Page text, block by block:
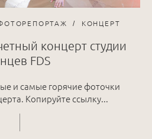
КОНЦЕРТ
концерт студии
FDS
и самые горячие фоточки
Копируйте ссылку...